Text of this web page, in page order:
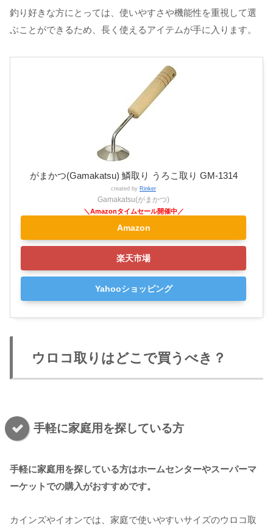
釣り好きな方にとっては、使いやすさや機能性を重視して選
ぶことができるため、長く使えるアイテムが手に入ります。
がまかつ(Gamakatsu) 鱗取り うろこ取り GM-1314
created by Rinker
Gamakatsu(がまかつ)
Amazon
楽天市場
Yahooショッピング
ウロコ取りはどこで買うべき？
手軽に家庭用を探している方
手軽に家庭用を探している方はホームセンターやスーパーマ
ーケットでの購入がおすすめです。
カインズやイオンでは、家庭で使いやすいサイズのウロコ取